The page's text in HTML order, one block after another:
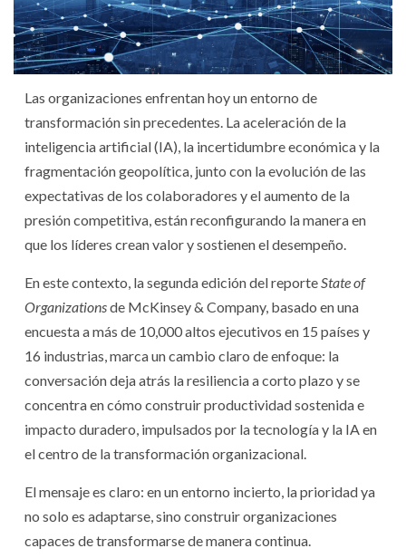
Las organizaciones enfrentan hoy un entorno de
transformación sin precedentes. La aceleración de la
inteligencia artificial (IA), la incertidumbre económica y la
fragmentación geopolítica, junto con la evolución de las
expectativas de los colaboradores y el aumento de la
presión competitiva, están reconfigurando la manera en
que los líderes crean valor y sostienen el desempeño.
En este contexto, la segunda edición del reporteState of
Organizationsde McKinsey & Company, basado en una
encuesta a más de 10,000 altos ejecutivos en 15 países y
16 industrias, marca un cambio claro de enfoque: la
conversación deja atrás la resiliencia a corto plazo y se
concentra en cómo construir productividad sostenida e
impacto duradero, impulsados por la tecnología y la IA en
el centro de la transformación organizacional.
El mensaje es claro: en un entorno incierto, la prioridad ya
no solo es adaptarse, sino construir organizaciones
capaces de transformarse de manera continua.